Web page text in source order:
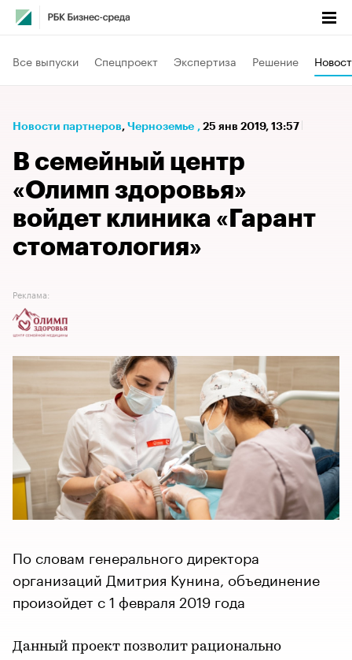
Все выпуски Спецпроект Экспертиза Решение
Новости партнеров⁠, Черноземье , 25 янв 2019, 13:57
В семейный центр
«Олимп здоровья»
войдет клиника «Гарант
стоматология»
Реклама:
По словам генерального директора
организаций Дмитрия Кунина, объединение
произойдет с 1 февраля 2019 года
Данный проект позволит рационально